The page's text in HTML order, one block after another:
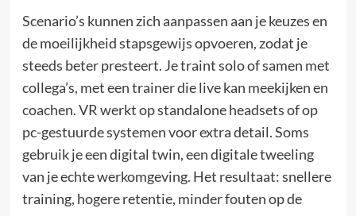
Scenario’s kunnen zich aanpassen aan je keuzes en
de moeilijkheid stapsgewijs opvoeren, zodat je
steeds beter presteert. Je traint solo of samen met
collega’s, met een trainer die live kan meekijken en
coachen. VR werkt op standalone headsets of op
pc-gestuurde systemen voor extra detail. Soms
gebruik je een digital twin, een digitale tweeling
van je echte werkomgeving. Het resultaat: snellere
training, hogere retentie, minder fouten op de